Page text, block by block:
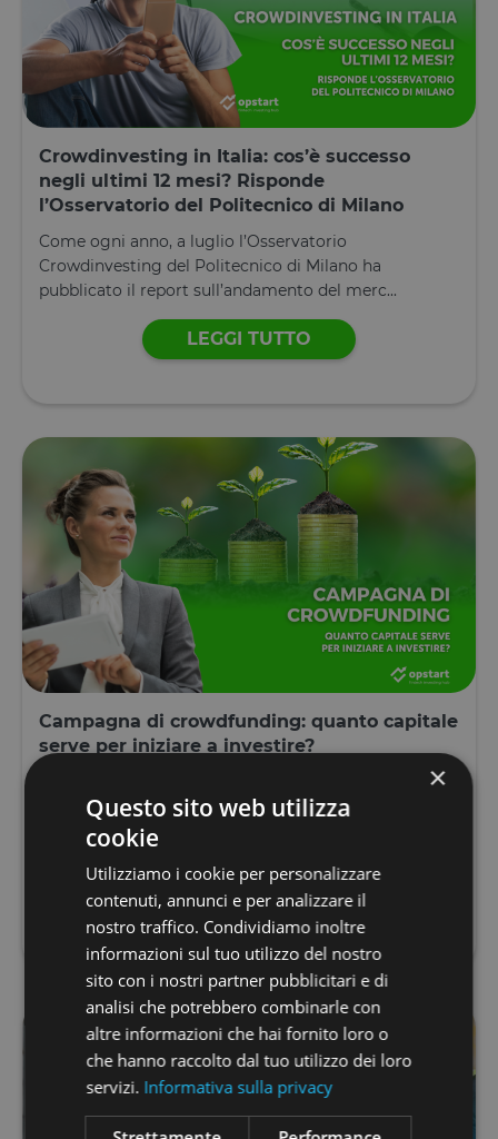
Crowdinvesting in Italia: cos’è successo
negli ultimi 12 mesi? Risponde
l’Osservatorio del Politecnico di Milano
Come ogni anno, a luglio l’Osservatorio
Crowdinvesting del Politecnico di Milano ha
pubblicato il report sull’andamento del merc...
LEGGI TUTTO
Campagna di crowdfunding: quanto capitale
serve per iniziare a investire?
finanziario, molti neofiti si chiedono quanto iniziare a
investire. Questo dipende, anzitutto, dalla tipologia di
LEGGI TUTTO
×
Questo sito web utilizza
cookie
Utilizziamo i cookie per personalizzare
contenuti, annunci e per analizzare il
nostro traffico. Condividiamo inoltre
informazioni sul tuo utilizzo del nostro
sito con i nostri partner pubblicitari e di
analisi che potrebbero combinarle con
altre informazioni che hai fornito loro o
che hanno raccolto dal tuo utilizzo dei loro
servizi. Informativa sulla privacy